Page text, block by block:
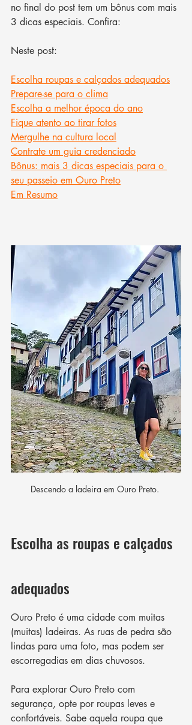
no final do post tem um bônus com mais
3 dicas especiais. Confira:
Neste post:
Escolha roupas e calçados adequados
Prepare-se para o clima
Escolha a melhor época do ano
Fique atento ao tirar fotos
Mergulhe na cultura local
Contrate um guia credenciado
Bônus: mais 3 dicas especiais para o
seu passeio em Ouro Preto
Em Resumo
Descendo a ladeira em Ouro Preto.
Escolha as roupas e calçados
adequados
Ouro Preto é uma cidade com muitas
(muitas) ladeiras. As ruas de pedra são
lindas para uma foto, mas podem ser
escorregadias em dias chuvosos.
Para explorar Ouro Preto com
segurança, opte por roupas leves e
confortáveis. Sabe aquela roupa que